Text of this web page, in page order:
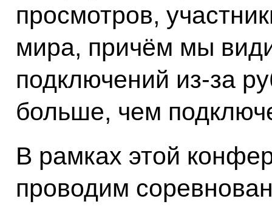
просмотров,
мира, причём мы
подключений из-за
больше, чем
В рамках этой
проводим